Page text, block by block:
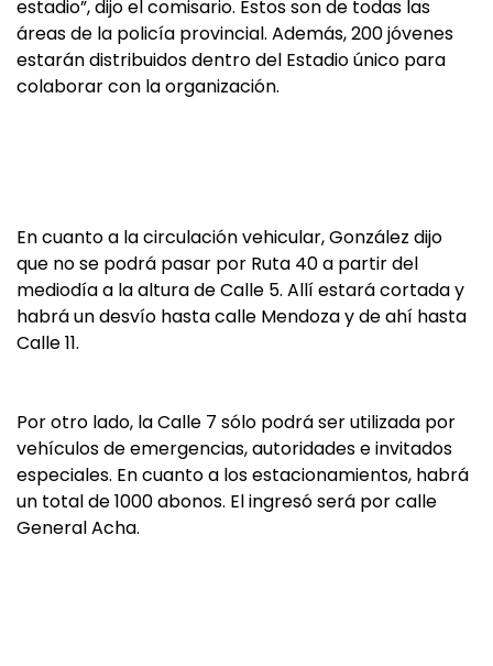
estadio”, dijo el comisario. Estos son de todas las
áreas de la policía provincial. Además, 200 jóvenes
estarán distribuidos dentro del Estadio único para
colaborar con la organización.
En cuanto a la circulación vehicular, González dijo
que no se podrá pasar por Ruta 40 a partir del
mediodía a la altura de Calle 5. Allí estará cortada y
habrá un desvío hasta calle Mendoza y de ahí hasta
Calle 11.
Por otro lado, la Calle 7 sólo podrá ser utilizada por
vehículos de emergencias, autoridades e invitados
especiales. En cuanto a los estacionamientos, habrá
un total de 1000 abonos. El ingresó será por calle
General Acha.